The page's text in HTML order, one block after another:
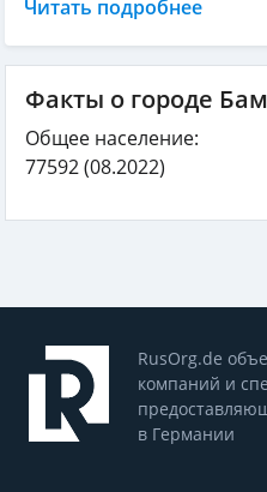
Читать подробнее
Факты о городе
Общее население:
77592(08.2022)
RusOrg.de
компаний и
в Германии